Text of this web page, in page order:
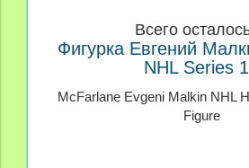
Всего
Фигурка Евгений
NHL Series
McFarlane Evgeni Malkin NHL
Figure